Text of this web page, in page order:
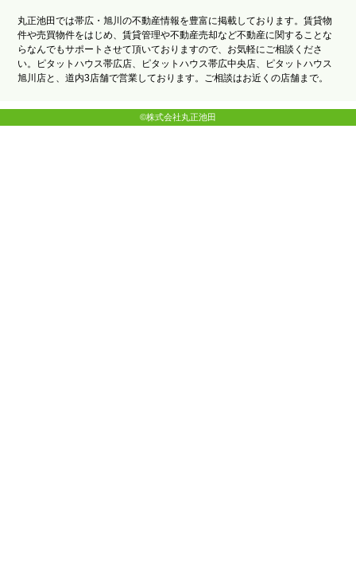
丸正池田では帯広・旭川の不動産情報を豊富に掲載しております。賃貸物
件や売買物件をはじめ、賃貸管理や不動産売却など不動産に関することな
らなんでもサポートさせて頂いておりますので、お気軽にご相談くださ
い。ピタットハウス帯広店、ピタットハウス帯広中央店、ピタットハウス
旭川店と、道内3店舗で営業しております。ご相談はお近くの店舗まで。
©株式会社丸正池田